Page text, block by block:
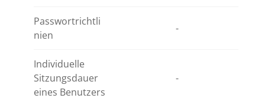
Passwortrichtli
nien
-
Individuelle
Sitzungsdauer
eines Benutzers
-